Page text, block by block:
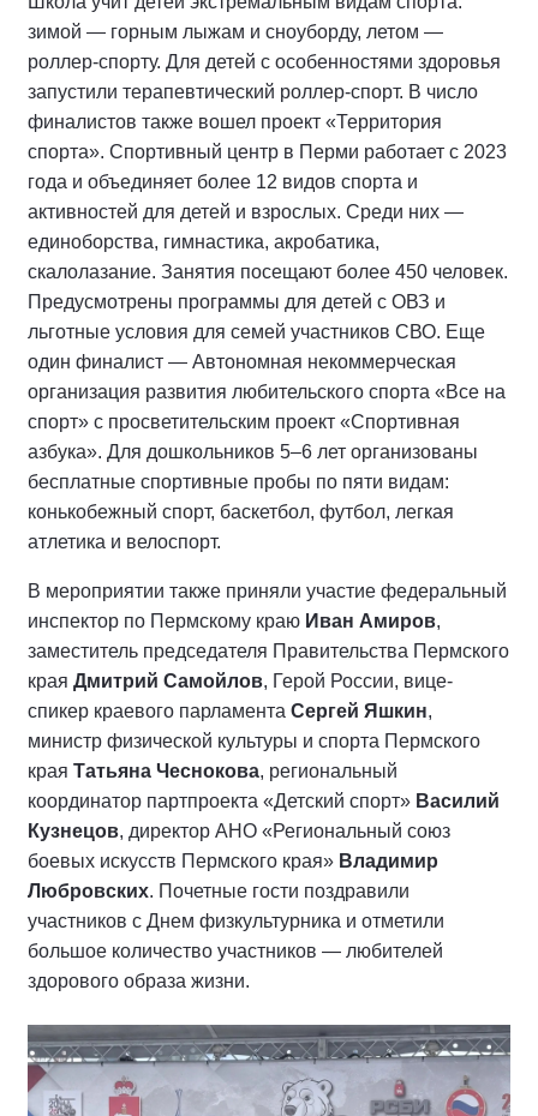
зимой — горным лыжам и сноуборду, летом —
роллер-спорту. Для детей с особенностями здоровья
запустили терапевтический роллер-спорт. В число
финалистов также вошел проект «Территория
спорта». Спортивный центр в Перми работает с 2023
года и объединяет более 12 видов спорта и
активностей для детей и взрослых. Среди них —
единоборства, гимнастика, акробатика,
скалолазание. Занятия посещают более 450 человек.
Предусмотрены программы для детей с ОВЗ и
льготные условия для семей участников СВО. Еще
один финалист — Автономная некоммерческая
организация развития любительского спорта «Все на
спорт» с просветительским проект «Спортивная
азбука». Для дошкольников 5–6 лет организованы
бесплатные спортивные пробы по пяти видам:
конькобежный спорт, баскетбол, футбол, легкая
атлетика и велоспорт.
В мероприятии также приняли участие федеральный
инспектор по Пермскому краю Иван Амиров,
заместитель председателя Правительства Пермского
края Дмитрий Самойлов, Герой России, вице-
спикер краевого парламента Сергей Яшкин,
министр физической культуры и спорта Пермского
края Татьяна Чеснокова, региональный
координатор партпроекта «Детский спорт» Василий
Кузнецов, директор АНО «Региональный союз
боевых искусств Пермского края» Владимир
Любровских. Почетные гости поздравили
участников с Днем физкультурника и отметили
большое количество участников — любителей
здорового образа жизни.